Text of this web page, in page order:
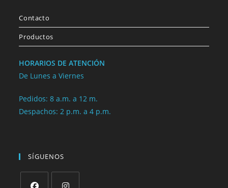
Contacto
Productos
HORARIOS DE ATENCIÓN
De Lunes a Viernes
Pedidos: 8 a.m. a 12 m.
Despachos: 2 p.m. a 4 p.m.
SÍGUENOS